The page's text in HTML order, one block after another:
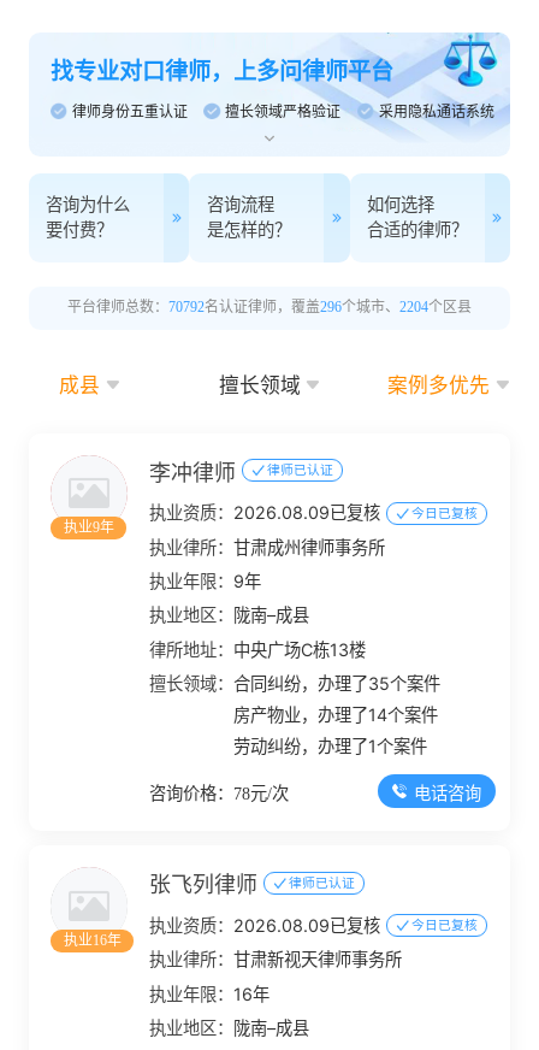
找专业对口律师，上多问律师平台
律师身份五重认证 擅长领域严格验证 采用隐私通话系统
咨询为什么
要付费？
咨询流程
是怎样的？
如何选择
合适的律师？
平台律师总数： 70792名认证律师，覆盖296个城市、 2204个区县
成县 擅长领域 案例多优先
执业9年
李冲律师 律师已认证
执业资质： 2026.08.09已复核 今日已复核
执业律所：甘肃成州律师事务所
执业年限： 9年
执业地区：
陇南–成县
律所地址： 中央广场C栋13楼
擅长领域：合同纠纷，办理了35个案件
房产物业，办理了14个案件
劳动纠纷，办理了1个案件
咨询价格：78元/次 电话咨询
执业16年
张飞列律师 律师已认证
执业资质： 2026.08.09已复核 今日已复核
执业律所：甘肃新视天律师事务所
执业年限： 16年
执业地区：
陇南–成县